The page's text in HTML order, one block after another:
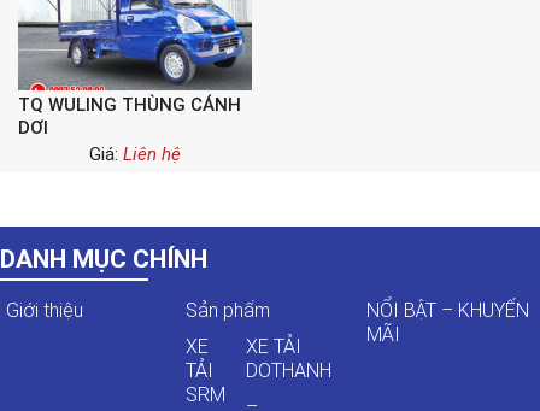
TQ WULING THÙNG CÁNH
DƠI
Giá: Liên hệ
DANH MỤC CHÍNH
Giới thiệu
Sản phẩm
XE
TẢI
SRM
XE TẢI
DOTHANH
NỔI BẬT – KHUYẾN
MÃI